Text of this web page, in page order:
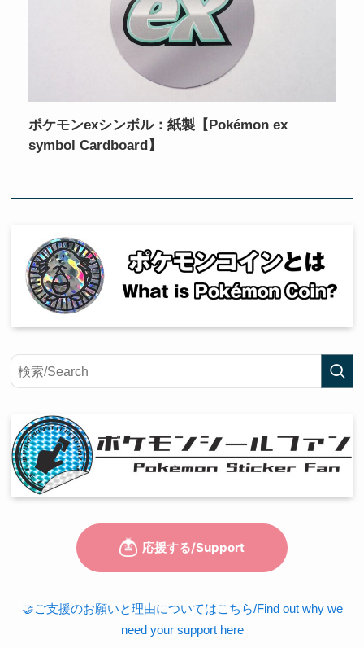
ポケモンexシンボル：紙製【Pokémon ex
symbol Cardboard】
🤝ご支援のお願いと理由についてはこちら/Find out why we
need your support here